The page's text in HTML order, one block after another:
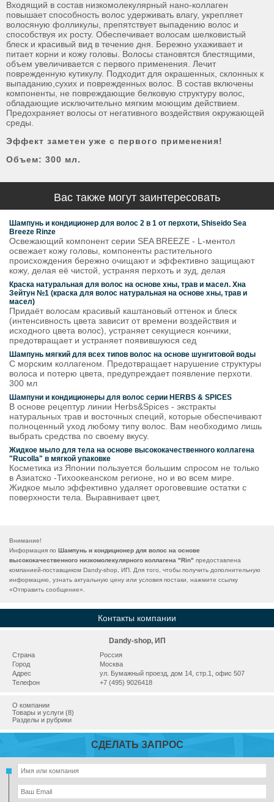
Входящий в состав низкомолекулярный нано-коллаген
повышает способность волос удерживать влагу, укрепляет
волосяную фолликулы, препятствует выпадению волос и
способствуя их росту. Обеспечивает волосам шелковистый
блеск и красивый вид в течение дня. Бережно ухаживает и
питает корни и кожу головы. Волосы становятся блестящими,
объем увеличивается с первого применения. Лечит
поврежденную кутикулу. Подходит для окрашенных, склонных к
выпаданию,сухих и поврежденных волос. В состав включены
компоненты, не повреждающие белковую структуру волос,
обладающие исключительно мягким моющим действием.
Предохраняет волосы от негативного воздействия окружающей
среды.
Эффект заметен уже с первого применения!
Объем: 300 мл.
Вас также могут заинтересовать
Шампунь и кондиционер для волос 2 в 1 от перхоти, Shiseido Sea
Breeze Rinze
Освежающий компонент серии SEA BREEZE - L-ментол
освежает кожу головы, компоненты растительного
происхождения бережно очищают и эффективно защищают
кожу, делая её чистой, устраняя перхоть и зуд, делая
Краска натуральная для волос на основе хны, трав и масел. Хна
Зейтун №1 (краска для волос натуральная на основе хны, трав и
масел)
Придаёт волосам красивый каштановый оттенок и блеск
(интенсивность цвета зависит от времени воздействия и
исходного цвета волос), устраняет секущиеся кончики,
предотвращает и устраняет появившуюся сед
Шампунь мягкий для всех типов волос на основе шунгитовой воды
С морским коллагеном. Предотвращает нарушение структуры
волоса и потерю цвета, предупреждает появление перхоти.
300 мл
Шампуни и кондиционеры для волос серии HERBS & SPICES
В основе рецептур линии Herbs&Spices - экстракты
натуральных трав и восточных специй, которые обеспечивают
полноценный уход любому типу волос. Вам необходимо лишь
выбрать средства по своему вкусу.
Жидкое мыло для тела на основе высококачественного коллагена
"Rucolla" в мягкой упаковке
Косметика из Японии пользуется большим спросом не только
в Азиатско -Тихоокеанском регионе, но и во всем мире.
Жидкое мыло эффективно удаляет ороговевшие остатки с
поверхности тела. Выравнивает цвет,
Внимание!
Информация по Шампунь и кондиционер для волос на основе
высококачественного низкомолекулярного коллагена "Rin" предоставлена
компанией-поставщиком Dandy-shop, ИП. Для того, чтобы получить дополнительную
информацию, узнать актуальную цену или условия постаки, нажмите ссылку
«Отправить сообщение».
Контакты компании
Dandy-shop, ИП
Страна
Россия
Город
Москва
Адрес
ул. Бумажный проезд, дом 14, стр.1, офис 507
Телефон
+7 (495) 9026418
О компании
Товары и услуги (8)
Разделы и рубрики
СДЕЛАТЬ ЗАПРОС